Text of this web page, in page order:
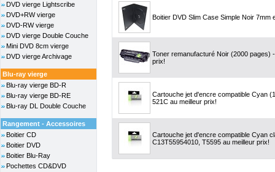
DVD vierge Lightscribe
DVD+RW vierge
DVD-RW vierge
DVD vierge Double Couche
Mini DVD 8cm vierge
DVD vierge Archivage
Blu-ray vierge
Blu-ray vierge BD-R
Blu-ray vierge BD-RE
Blu-ray DL Double Couche
Rangement - Accessoires
Boitier CD
Boitier DVD
Boitier Blu-Ray
Pochettes CD&DVD
Boitier DVD Slim Case Simple Noir 7mm
Toner remanufacturé Noir (2000 pages)
prix!
Cartouche jet d'encre compatible Cyan
521C au meilleur prix!
Cartouche jet d'encre compatible Cyan
C13T55954010, T5595 au meilleur prix!